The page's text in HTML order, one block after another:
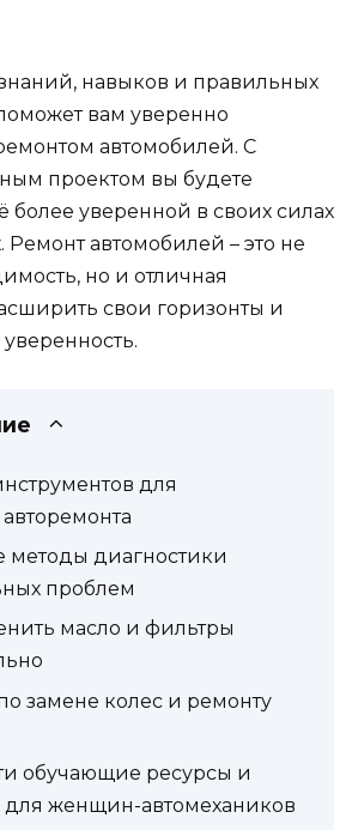
навыков и правильных
вам уверенно
автомобилей. С
проектом вы будете
более уверенной в своих силах
Ремонт автомобилей – это не
но и отличная
свои горизонты и
для
методы диагностики
проблем
масло и фильтры
замене колес и ремонту
обучающие ресурсы и
для женщин-автомехаников